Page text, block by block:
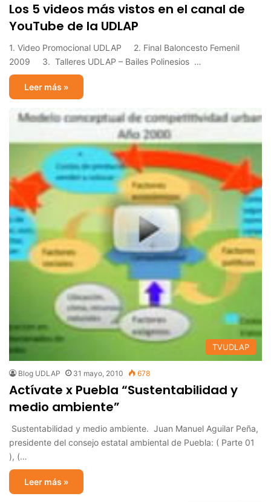
Los 5 videos más vistos en el canal de
YouTube de la UDLAP
1. Video Promocional UDLAP 2. Final Baloncesto Femenil
2009 3. Talleres UDLAP – Bailes Polinesios …
Leer más »
TVUDLAP
Blog UDLAP 31 mayo, 2010 678
Actívate x Puebla “Sustentabilidad y
medio ambiente”
Sustentabilidad y medio ambiente. Juan Manuel Aguilar Peña,
presidente del consejo estatal ambiental de Puebla: ( Parte 01
), (…
Leer más »